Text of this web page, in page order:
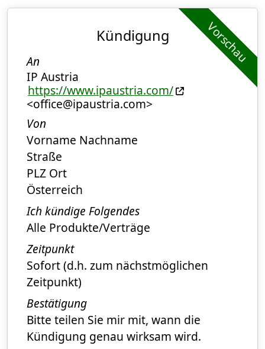
Vorschau
Kündigung
An
IP Austria
https://www.ipaustria.com/
<office@ipaustria.com>
Von
Vorname Nachname
Straße
PLZ Ort
Österreich
Ich kündige Folgendes
Alle Produkte/Verträge
Zeitpunkt
Sofort (d.h. zum nächstmöglichen
Zeitpunkt)
Bestätigung
Bitte teilen Sie mir mit, wann die
Kündigung genau wirksam wird.